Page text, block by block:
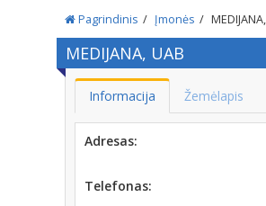
Pagrindinis Įmonės
MEDIJANA, UAB
Informacija Žemėlapis
Adresas:
Telefonas: